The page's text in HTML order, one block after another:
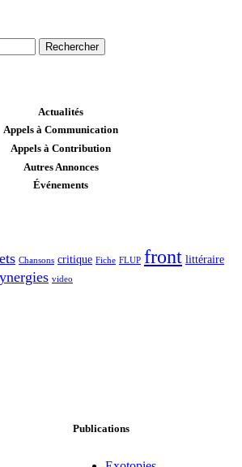
Actualités
Appels à Communication
Appels à Contribution
Autres Annonces
Événements
Chansons critique Fiche FLUP front littéraire
video
Publications